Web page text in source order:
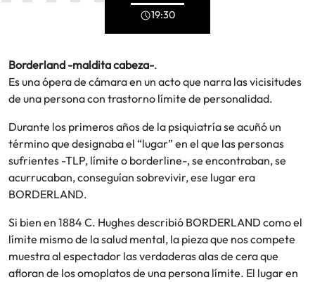
19:30
Borderland -maldita cabeza-.
Es una ópera de cámara en un acto que narra las vicisitudes
de una persona con trastorno límite de personalidad.
Durante los primeros años de la psiquiatría se acuñó un
término que designaba el “lugar” en el que las personas
sufrientes -TLP, límite o borderline-, se encontraban, se
acurrucaban, conseguían sobrevivir, ese lugar era
BORDERLAND.
Si bien en 1884 C. Hughes describió BORDERLAND como el
límite mismo de la salud mental, la pieza que nos compete
muestra al espectador las verdaderas alas de cera que
afloran de los omoplatos de una persona límite. El lugar en